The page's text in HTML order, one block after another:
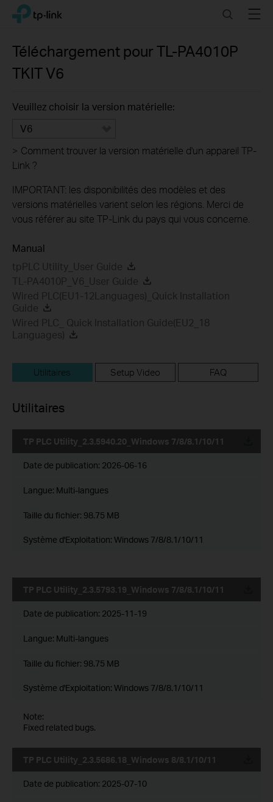
Click
the
navigation
TP-Link, Reliably Smart SearchMenu
Téléchargement pourTL-PA4010P
TKITV6
Veuillez choisir la version matérielle:
V6
> Comment trouver la version matérielle d'un appareil TP-
Link ?
IMPORTANT: les disponibilités des modèles et des
versions matérielles varient selon les régions. Merci de
vous référer au site TP-Link du pays qui vous concerne.
Manual
tpPLC Utility_User Guide
TL-PA4010P_V6_User Guide
Wired PLC(EU1-12Languages)_Quick Installation
Guide
Wired PLC_ Quick Installation Guide(EU2_18
Languages)
Utilitaires Setup Video FAQ
Utilitaires
TP PLC Utility_2.3.5940.20_Windows 7/8/8.1/10/11
Date de publication: 2026-06-16
Langue: Multi-langues
Taille du fichier: 98.75 MB
Système d'Exploitation: Windows 7/8/8.1/10/11
TP PLC Utility_2.3.5793.19_Windows 7/8/8.1/10/11
Date de publication: 2025-11-19
Langue: Multi-langues
Taille du fichier: 98.75 MB
Système d'Exploitation: Windows 7/8/8.1/10/11
Note:
Fixed related bugs.
TP PLC Utility_2.3.5686.18_Windows 8/8.1/10/11
Date de publication: 2025-07-10